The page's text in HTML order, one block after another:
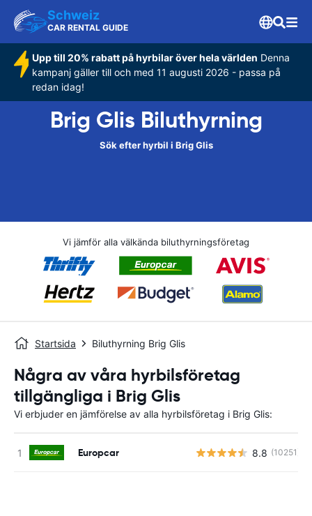
Schweiz
CAR RENTAL GUIDE
Upp till 20% rabatt på hyrbilar över hela världen Denna
kampanj gäller till och med 11 augusti 2026 - passa på
redan idag!
Brig Glis Biluthyrning
Sök efter hyrbil i Brig Glis
Vi jämför alla välkända biluthyrningsföretag
Startsida Biluthyrning Brig Glis
Några av våra hyrbilsföretag
tillgängliga i Brig Glis
Vi erbjuder en jämförelse av alla hyrbilsföretag i Brig Glis:
Europcar 8.8 (10251)